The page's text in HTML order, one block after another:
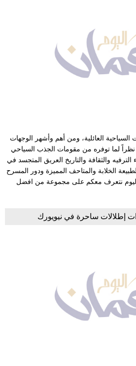
العائلية، ومن أهم وأشهر الوجهات
نظراً لما توفره من مقومات الجذب السياحي
الترفيه والثقافة والتاريخ العريق المتجسد في
الخلابة والمتاحف المميزة ودور المسرح
نتعرف معكم على مجموعة من افضل
إطلالات ساحرة في نيويورك